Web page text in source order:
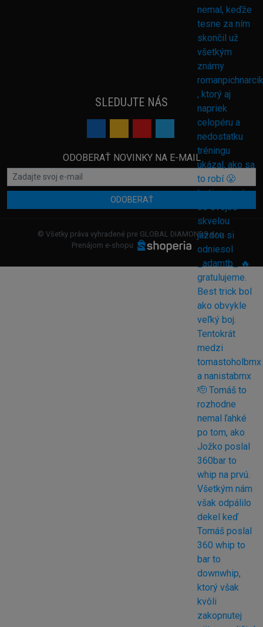
SLEDUJTE NÁS
ODOBERAŤ NOVINKY NA E-MAIL
ODOBERAŤ
© Všetky práva vyhradené pre GLOBAL DIAMONDS s.r.o.
Prenájom e-shopu